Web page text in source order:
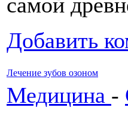
Добавить
Лечение зубов озоном
Медицина -